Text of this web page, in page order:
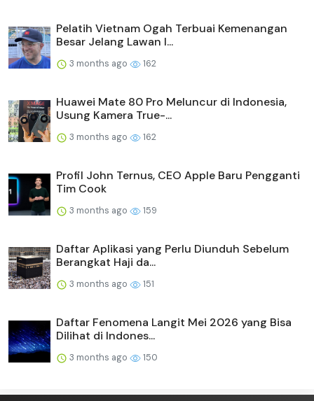
Pelatih Vietnam Ogah Terbuai Kemenangan
Besar Jelang Lawan I...
3 months ago 162
Huawei Mate 80 Pro Meluncur di Indonesia,
Usung Kamera True-...
3 months ago 162
Profil John Ternus, CEO Apple Baru Pengganti
Tim Cook
3 months ago 159
Daftar Aplikasi yang Perlu Diunduh Sebelum
Berangkat Haji da...
3 months ago 151
Daftar Fenomena Langit Mei 2026 yang Bisa
Dilihat di Indones...
3 months ago 150